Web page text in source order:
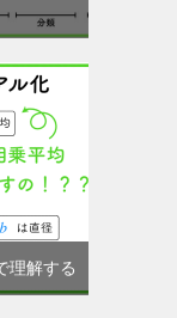
理解する